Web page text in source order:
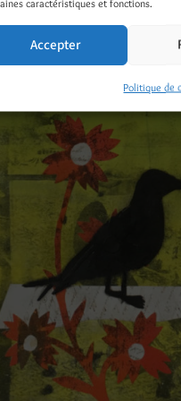
caractéristiques et fonctions.
Accepter
Politique de